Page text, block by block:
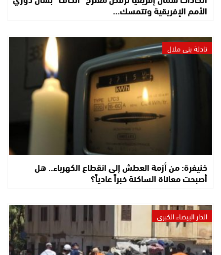
الأمم الإفريقية وتتمسك…
تادلة بني ملال
خنيفرة: من أزمة العطش إلى انقطاع الكهرباء.. هل
أصبحت معاناة الساكنة خبراً عادياً؟
الدار البيضاء الكبرى